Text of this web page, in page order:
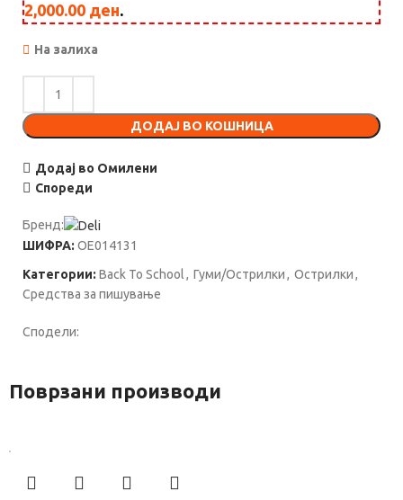
2,000.00 ден.
На залиха
ДОДАЈ ВО КОШНИЦА
Додај во Омилени
Спореди
Бренд:
ШИФРА: OE014131
Категории: Back To School, Гуми/Острилки, Острилки,
Средства за пишување
Сподели:
Поврзани производи